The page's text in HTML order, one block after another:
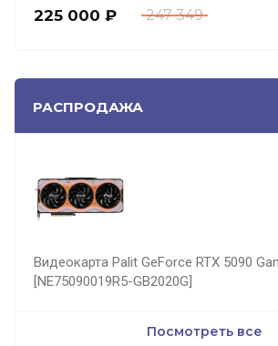
247 349
225 000 ₽
РАСПРОДАЖА
Видеокарта Palit GeForce RTX 5090
[NE75090019R5-GB2020G]
Посмотреть все